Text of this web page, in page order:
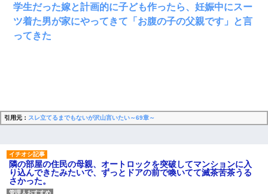
学生だった嫁と計画的に子ども作ったら、妊娠中にスー
ツ着た男が家にやってきて「お腹の子の父親です」と言
ってきた
引用元： スレ立てるまでもないが沢山言いたい～69章～
隣の部屋の住民の母親、オートロックを突破してマンションに入
り込んできたみたいで、ずっとドアの前で喚いてて滅茶苦茶うる
さかった。